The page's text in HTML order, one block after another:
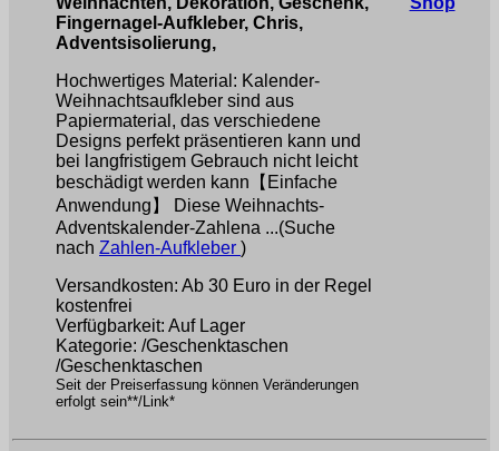
Fingernagel-Aufkleber, Chris,
Adventsisolierung,
Hochwertiges Material: Kalender-
Weihnachtsaufkleber sind aus
Papiermaterial, das verschiedene
Designs perfekt präsentieren kann und
bei langfristigem Gebrauch nicht leicht
beschädigt werden kann【Einfache
Anwendung】 Diese Weihnachts-
Adventskalender-Zahlena ...(Suche
nach Zahlen-Aufkleber )
Versandkosten: Ab 30 Euro in der Regel
kostenfrei
Verfügbarkeit: Auf Lager
Kategorie: /Geschenktaschen
/Geschenktaschen
Seit der Preiserfassung können Veränderungen
erfolgt sein**/Link*